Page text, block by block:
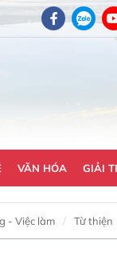
VĂN HÓA GIẢI
- Việc làm Từ thiện